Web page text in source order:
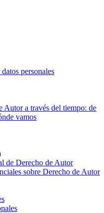
personales
Autor a través del tiempo: de
vamos
de Derecho de Autor
sobre Derecho de Autor